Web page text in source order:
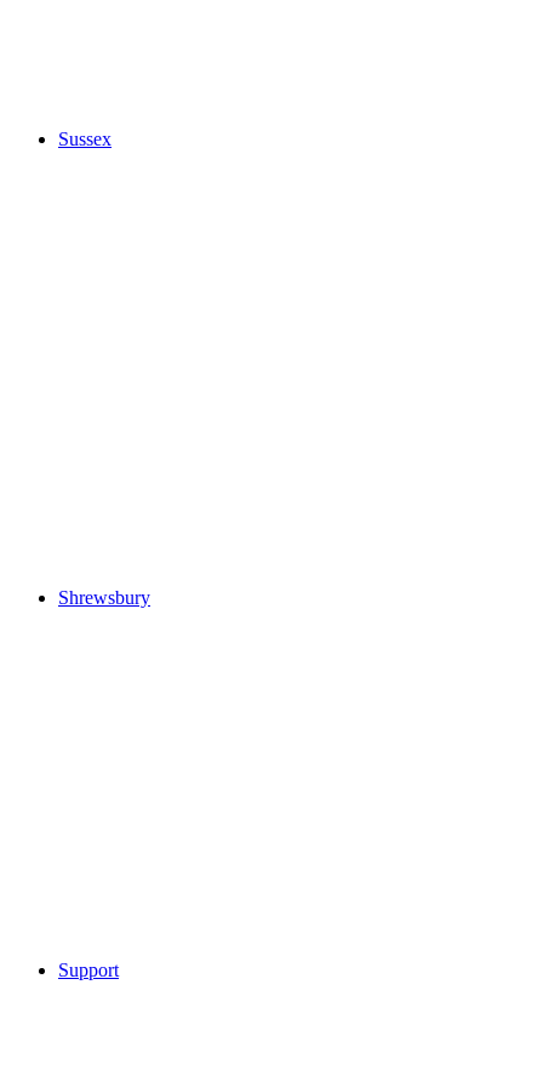
Sussex
Shrewsbury
Support